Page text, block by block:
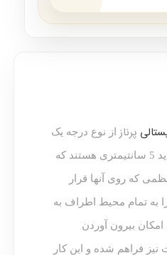
پرناز از نوع درجه یک
و شفاف و در اندازه جدید 5 سانتیمتری هستند که
که روی آنها قرار
به تمام محیط اطراف به
امکان بیرون آوردن
فراهم شده و این کار